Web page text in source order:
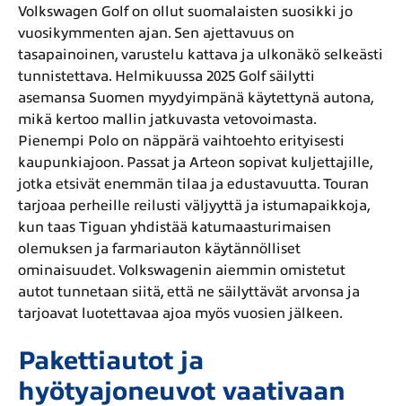
Volkswagen Golf on ollut suomalaisten suosikki jo
vuosikymmenten ajan. Sen ajettavuus on
tasapainoinen, varustelu kattava ja ulkonäkö selkeästi
tunnistettava. Helmikuussa 2025 Golf säilytti
asemansa Suomen myydyimpänä käytettynä autona,
mikä kertoo mallin jatkuvasta vetovoimasta.
Pienempi Polo on näppärä vaihtoehto erityisesti
kaupunkiajoon. Passat ja Arteon sopivat kuljettajille,
jotka etsivät enemmän tilaa ja edustavuutta. Touran
tarjoaa perheille reilusti väljyyttä ja istumapaikkoja,
kun taas Tiguan yhdistää katumaasturimaisen
olemuksen ja farmariauton käytännölliset
ominaisuudet. Volkswagenin aiemmin omistetut
autot tunnetaan siitä, että ne säilyttävät arvonsa ja
tarjoavat luotettavaa ajoa myös vuosien jälkeen.
Pakettiautot ja
hyötyajoneuvot vaativaan